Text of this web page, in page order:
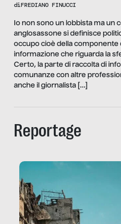
diFREDIANO FINUCCI
Io non sono un lobbista ma un
anglosassone si definisce
occupo cioè della componente
informazione che riguarda la
Certo, la parte di raccolta di
comunanze con altre
anche il giornalista […]
Reportage